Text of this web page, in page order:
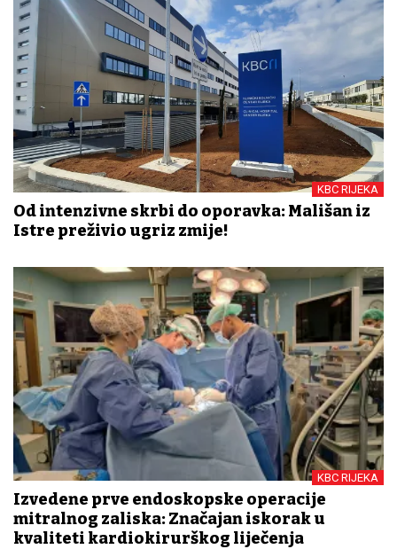
KBC RIJEKA
Od intenzivne skrbi do oporavka: Mališan iz
Istre preživio ugriz zmije!
KBC RIJEKA
Izvedene prve endoskopske operacije
mitralnog zaliska: Značajan iskorak u
kvaliteti kardiokirurškog liječenja